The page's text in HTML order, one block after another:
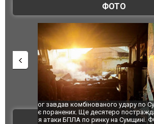
ФОТО
За 2000 кілометрів від кордону з
Єкатеринбурзі після атаки дронів
склад Wildberries. ФОТО. ВІДЕО
ВІДЕО